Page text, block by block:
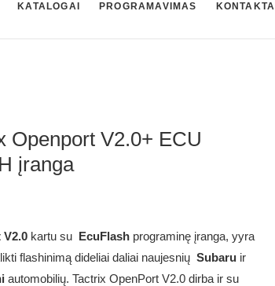
KATALOGAI PROGRAMAVIMAS KONTAKTAI
Openport V2.0+ ECU
įranga
V2.0kartu su EcuFlashprograminę įranga, yyra
flashinimą dideliai daliai naujesnių Subaruir
automobilių. Tactrix OpenPort V2.0 dirba ir su